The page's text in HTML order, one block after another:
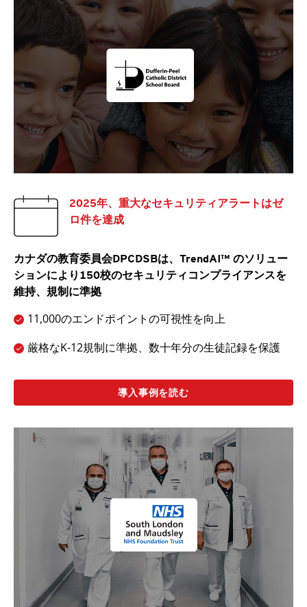
2025年、重大なセキュリティアラートはゼ
ロ件を達成
カナダの教育委員会DPCDSBは、TrendAI™ のソリュー
ションにより150校のセキュリティコンプライアンスを
維持、規制に準拠
11,000のエンドポイントの可視性を向上
厳格なK-12規制に準拠、数十年分の生徒記録を保護
導入事例を読む